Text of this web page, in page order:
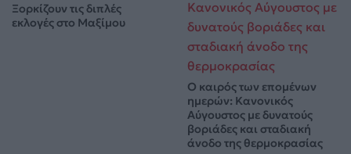
Ξορκίζουν τις διπλές
εκλογές στο Μαξίμου
Ο καιρός των επομένων
ημερών: Κανονικός
Αύγουστος με δυνατούς
βοριάδες και σταδιακή
άνοδο της θερμοκρασίας